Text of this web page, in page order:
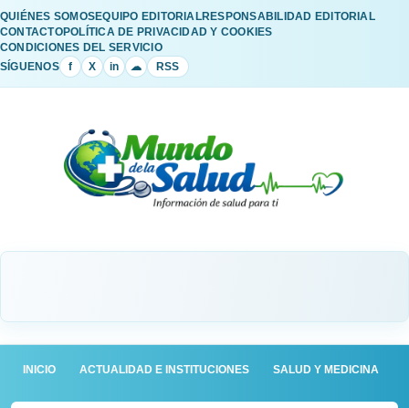
QUIÉNES SOMOSEQUIPO EDITORIALRESPONSABILIDAD EDITORIAL
CONTACTOPOLÍTICA DE PRIVACIDAD Y COOKIES
CONDICIONES DEL SERVICIO
SÍGUENOS
f X in ☁ RSS
INICIO ACTUALIDAD E INSTITUCIONES SALUD Y MEDICINA